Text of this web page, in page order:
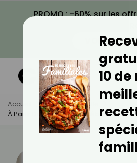
PROMO : -60% sur les
VOIR LA
Accueil Actus
Famille
À Partir De Quel Âge Un Bébé Peut
10 de